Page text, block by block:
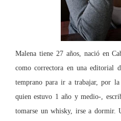
Malena tiene 27 años, nació en
como correctora en una editorial
temprano para ir a trabajar, por
quien estuvo 1 año y medio-,
tomarse un whisky, irse a dormir.